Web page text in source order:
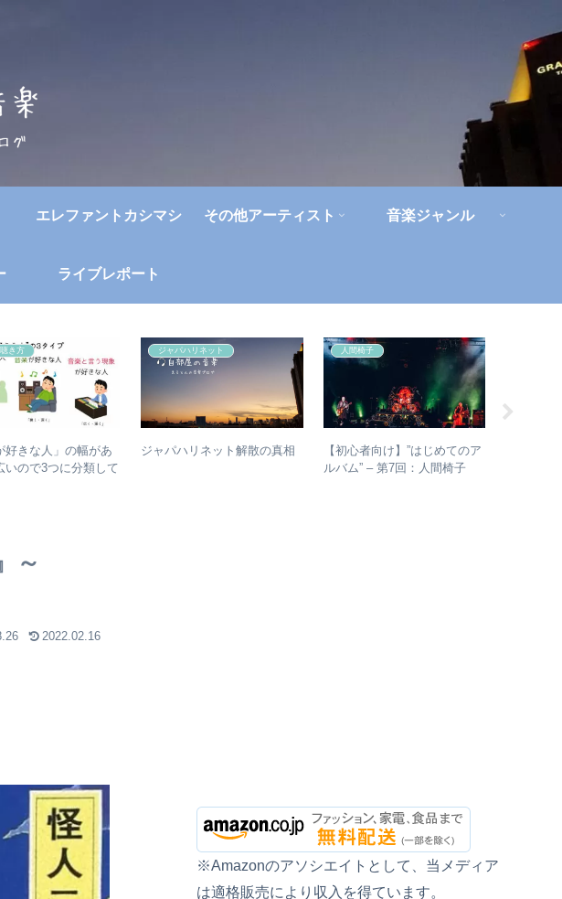
エレファントカシマシ その他アーティスト 音楽ジャンル
ライブレポート
き方
好きな人」の幅があ
いので3つに分類して
ジャパハリネット
ジャパハリネット解散の真相
人間椅子
【初心者向け】”はじめてのア
ルバム” – 第7回：人間椅子
～
2022.02.16
※Amazonのアソシエイトとして、当メディア
は適格販売により収入を得ています。